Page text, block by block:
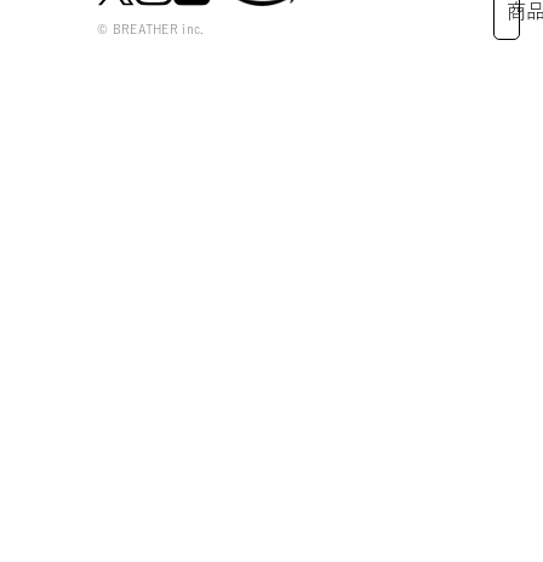
商
© BREATHER inc.